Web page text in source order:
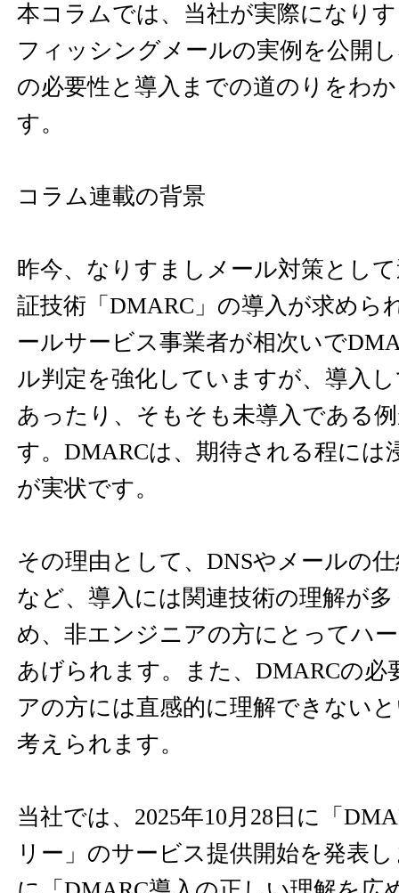
本コラムでは、当社が実際になり
フィッシングメールの実例を公開
の必要性と導入までの道のりをわ
す。
コラム連載の背景
昨今、なりすましメール対策とし
証技術「DMARC」の導入が求めら
ールサービス事業者が相次いで
ル判定を強化していますが、導入
あったり、そもそも未導入である
す。DMARCは、期待される程には
が実状です。
その理由として、DNSやメールの
など、導入には関連技術の理解が
め、非エンジニアの方にとってハ
あげられます。また、DMARCの必
アの方には直感的に理解できない
考えられます。
当社では、2025年10月28日に「
リー」のサービス提供開始を発表